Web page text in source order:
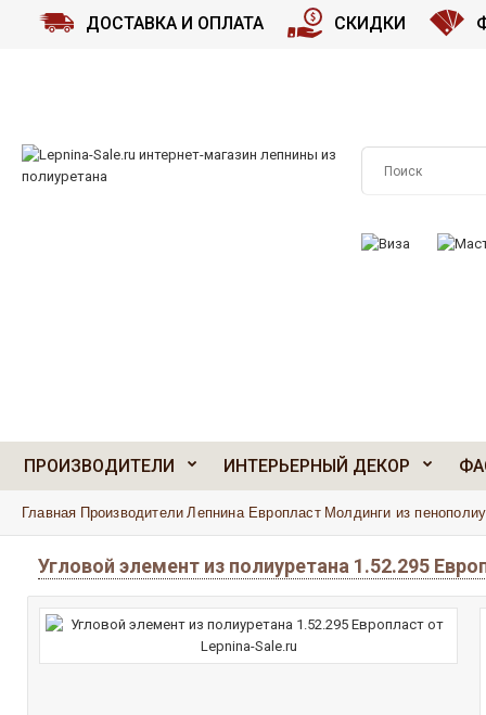
ДОСТАВКА И ОПЛАТА СКИДКИ
ПРОИЗВОДИТЕЛИ ИНТЕРЬЕРНЫЙ ДЕКОР
Главная Производители Лепнина Европласт Молдинги из
Угловой элемент из полиуретана 1.52.295